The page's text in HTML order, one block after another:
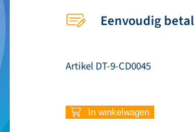
Eenvoudig
ArtikelDT-9-CD0045
853
–
In winkelwagen